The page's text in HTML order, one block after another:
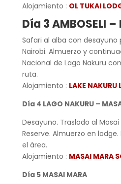
Alojamiento : OL TUKAI
Día 3 AMBOSELI –
Safari al alba con desayuno
Nairobi. Almuerzo y
Nacional de Lago Nakuru
ruta.
Alojamiento : LAKE NAKURU
Día 4 LAGO NAKURU –
Desayuno. Traslado al
Reserve. Almuerzo en
el área.
Alojamiento : MASAI MARA
Día 5 MASAI MARA